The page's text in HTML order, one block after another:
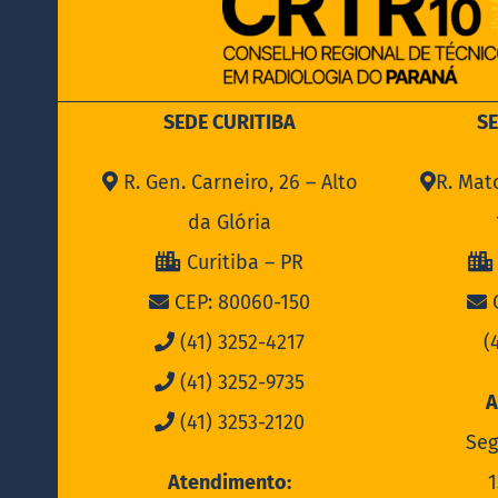
SEDE CURITIBA
R. Gen. Carneiro, 26 – Alto
da Glória
Curitiba – PR
CEP: 80060-150
(41) 3252-4217
(41) 3252-9735
(41) 3253-2120
Atendimento:
R.